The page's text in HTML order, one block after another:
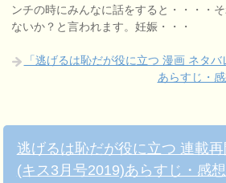
ンチの時にみんなに話をすると・・・・
ないか？と言われます。妊娠・・・
「逃げるは恥だが役に立つ 漫画 ネタ
あらすじ・
逃げるは恥だが役に立つ 連載
(キス3月号2019)あらすじ・感